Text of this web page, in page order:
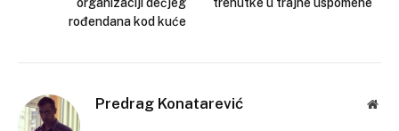
rođendana kod kuće
Predrag Konatarević